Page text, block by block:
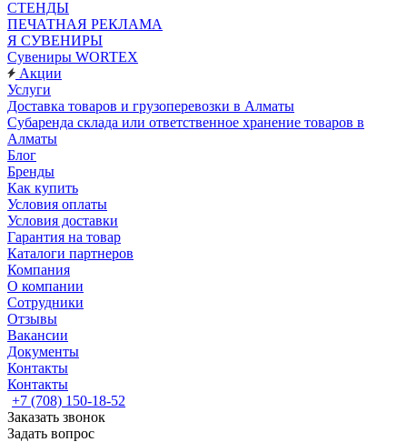
СТЕНДЫ
ПЕЧАТНАЯ РЕКЛАМА
Я СУВЕНИРЫ
Сувениры WORTEX
Акции
Услуги
Доставка товаров и грузоперевозки в Алматы
Субаренда склада или ответственное хранение товаров в
Алматы
Блог
Бренды
Как купить
Условия оплаты
Условия доставки
Гарантия на товар
Каталоги партнеров
Компания
О компании
Сотрудники
Отзывы
Вакансии
Документы
Контакты
Контакты
+7 (708) 150-18-52
Заказать звонок
Задать вопрос